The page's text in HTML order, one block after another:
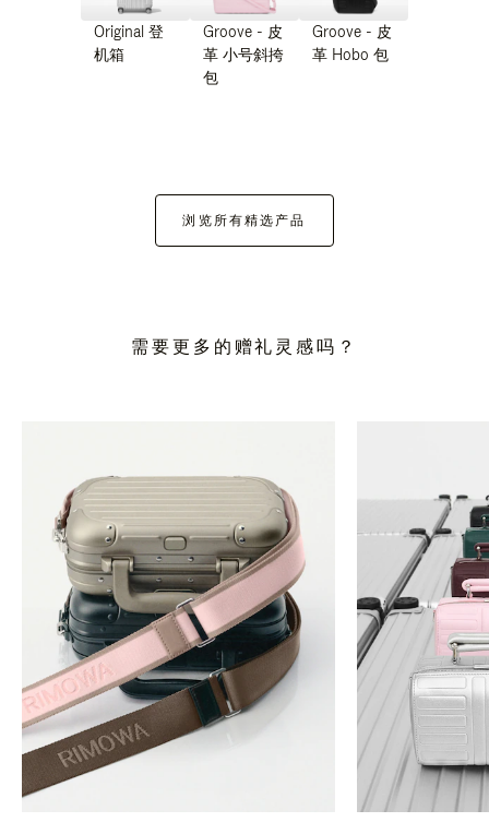
Original 登
机箱
Groove - 皮
革 小号斜挎
包
Groove - 皮
革 Hobo 包
浏览所有精选产品
需要更多的赠礼灵感吗？